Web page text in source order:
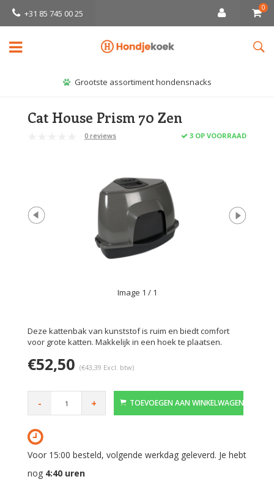
+31 85 745 00 25
0
Grootste assortiment hondensnacks
Cat House Prism 70 Zen
0 reviews 3 OP VOORRAAD
Image 1 / 1
Deze kattenbak van kunststof is ruim en biedt comfort
voor grote katten. Makkelijk in een hoek te plaatsen.
€52,50 (€43,39 Excl. btw)
- + TOEVOEGEN AAN WINKELWAGEN
Voor 15:00 besteld, volgende werkdag geleverd. Je hebt
nog 4:40 uren